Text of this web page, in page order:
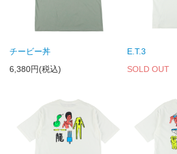
チービー丼
6,380円(税込)
E.T.3
SOLD OUT